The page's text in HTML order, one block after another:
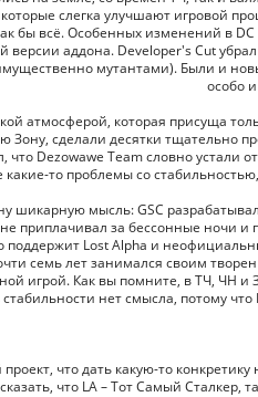
слегка улучшают игровой
бы всё. Особенных изменений в
версии аддона. Developer's Cut
мутантами). Были и
особо
атмосферой, которая присуща
сделали десятки тщательно
что Dezowawe Team словно
какие-то проблемы со
шикарную мысль: GSC
приплачивал за бессонные ночи
Lost Alpha и
семь лет занимался своим
игрой. Как вы помните, в ТЧ, ЧН
стабильности нет смысла, потому
проект, что дать какую-то
что LA – Тот Самый Сталкер,